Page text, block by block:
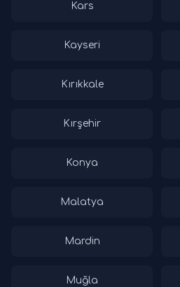
Kars
Kayseri
Kırıkkale
Kırşehir
Konya
Malatya
Mardin
Muğla